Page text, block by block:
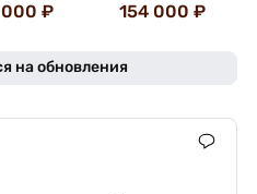
000 ₽ 154 000 ₽
на обновления